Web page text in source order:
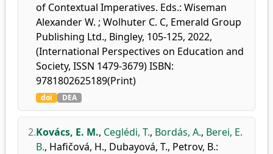
of Contextual Imperatives. Eds.: Wiseman
Alexander W. ; Wolhuter C. C, Emerald Group
Publishing Ltd., Bingley, 105-125, 2022,
(International Perspectives on Education and
Society, ISSN 1479-3679) ISBN:
9781802625189(Print)
doi DEA
2.Kovács, E. M., Ceglédi, T., Bordás, A., Berei, E.
B., Hafičová, H., Dubayová, T., Petrov, B.: